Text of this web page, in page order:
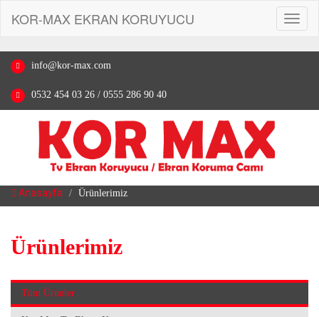
KOR-MAX EKRAN KORUYUCU
info@kor-max.com
0532 454 03 26 / 0555 286 90 40
Anasayfa Ürünlerimiz
Ürünlerimiz
Tüm Ürünler